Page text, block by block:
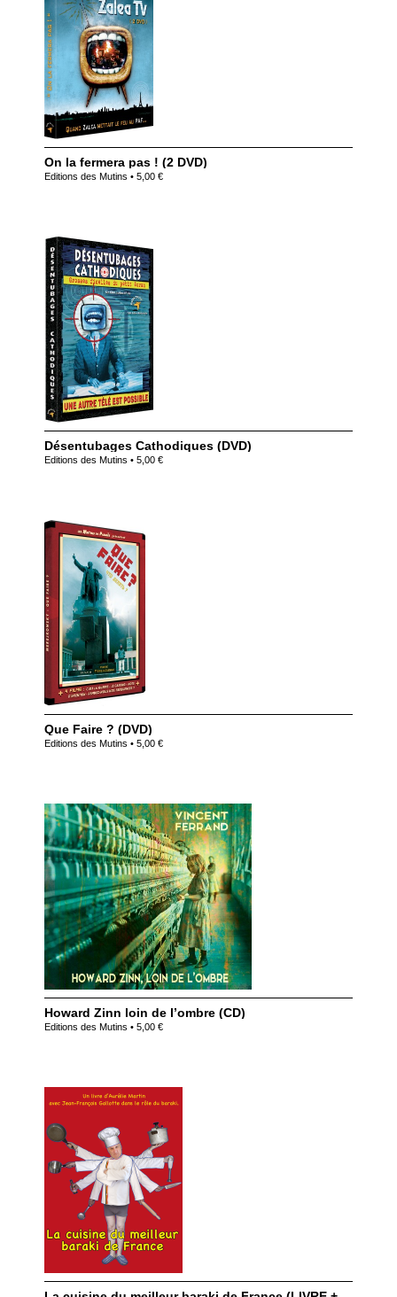
On la fermera pas ! (2 DVD)
Editions des Mutins • 5,00 €
Désentubages Cathodiques (DVD)
Editions des Mutins • 5,00 €
Que Faire ? (DVD)
Editions des Mutins • 5,00 €
Howard Zinn loin de l’ombre (CD)
Editions des Mutins • 5,00 €